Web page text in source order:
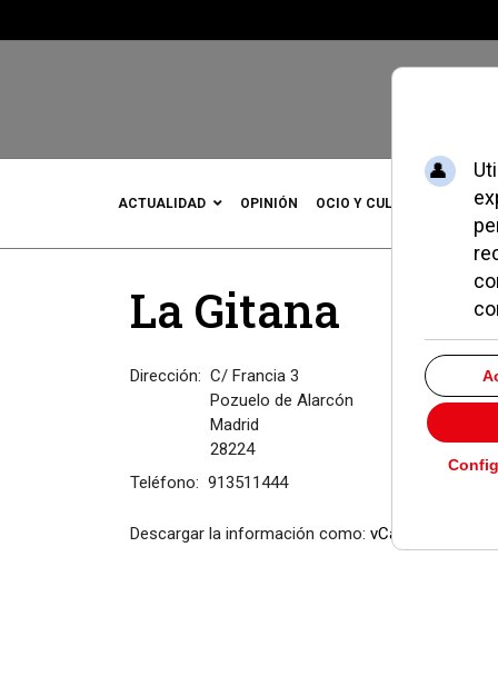
ACTUALIDAD OPINIÓN OCIO Y CULTURA
La Gitana
Dirección: C/ Francia 3
Pozuelo de Alarcón
Madrid
28224
Teléfono: 913511444
Descargar la información como: vCard